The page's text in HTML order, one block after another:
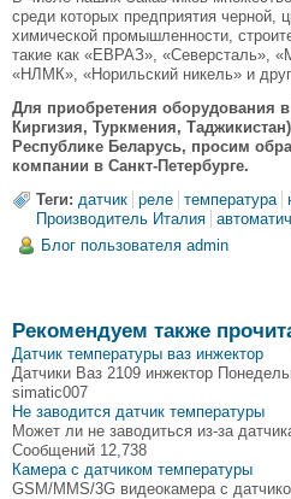
среди которых предприятия черной,
химической промышленности,
такие как «ЕВРАЗ», «Северсталь»,
«НЛМК», «Норильский никель» и
Для приобретения оборудования
Киргизия, Туркмения,
Республике Беларусь, просим
компании в Санкт-Петербурге.
Теги: датчик реле температура
Производитель Италия
Блог пользователя admin
Рекомендуем также
Датчик температуры ваз инжектор
Датчики Ваз 2109 инжектор
simatic007
Не заводится датчик температуры
Может ли не заводиться из-за
Сообщений 12,738
Камера с датчиком температуры
GSM/MMS/3G видеокамера с